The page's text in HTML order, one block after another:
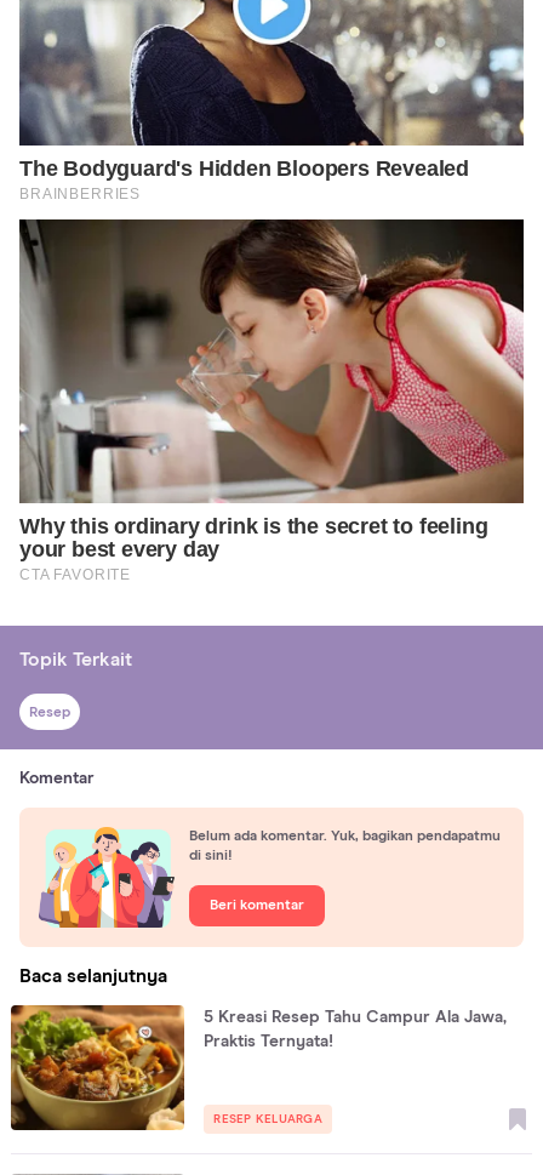
Topik Terkait
Resep
Komentar
Belum ada komentar. Yuk, bagikan pendapatmu
di sini!
Beri komentar
Baca selanjutnya
5 Kreasi Resep Tahu Campur Ala Jawa,
Praktis Ternyata!
RESEP KELUARGA